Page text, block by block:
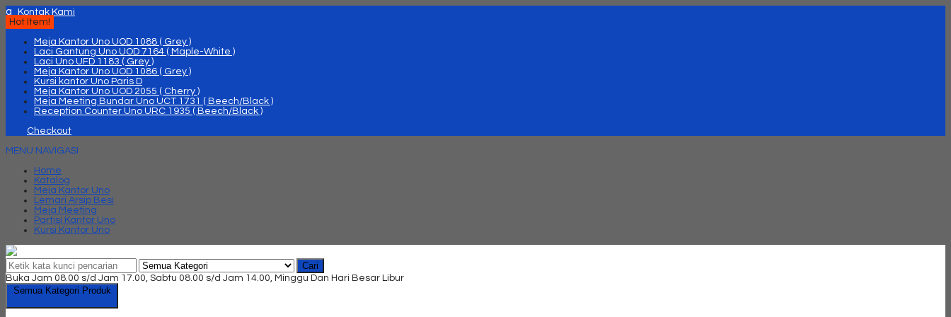
q
Kontak Kami
Hot Item!
Meja Kantor Uno UOD 1088 ( Grey )
Laci Gantung Uno UOD 7164 ( Maple-White )
Laci Uno UFD 1183 ( Grey )
Meja Kantor Uno UOD 1086 ( Grey )
Kursi kantor Uno Paris D
Meja Kantor Uno UOD 2055 ( Cherry )
Meja Meeting Bundar Uno UCT 1731 ( Beech/Black )
Reception Counter Uno URC 1935 ( Beech/Black )
Checkout
MENU NAVIGASI
Home
Katalog
Meja Kantor Uno
Lemari Arsip Besi
Meja Meeting
Partisi Kantor Uno
Kursi Kantor Uno
Cari
Buka Jam 08.00 s/d Jam 17.00, Sabtu 08.00 s/d Jam 14.00, Minggu Dan Hari Besar Libur
Semua Kategori Produk